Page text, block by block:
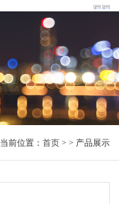
当前位置： 首页> > 产品展示